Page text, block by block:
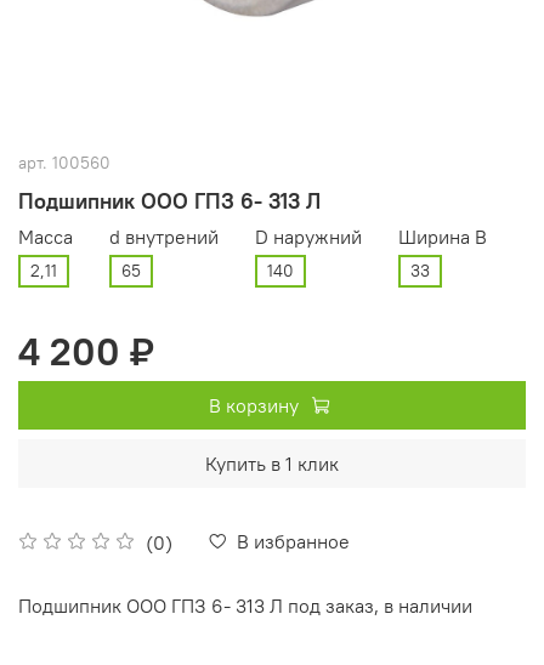
арт. 100560
Подшипник ООО ГПЗ 6- 313 Л
(0) В избранное
Масса
2,11
d внутрений
65
D наружний
140
Ширина В
33
4 200 ₽
В корзину
Купить в 1 клик
Подшипник ООО ГПЗ 6- 313 Л под заказ, в наличии